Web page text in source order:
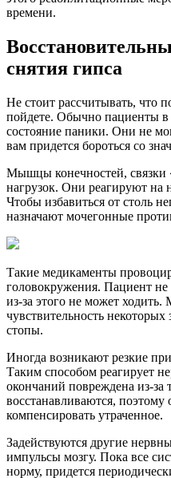
времени.
снятия гипса
Не стоит рассчитывать, что
пойдете. Обычно пациенты в
состояние паники. Они не
вам придется бороться со
Мышцы конечностей, связки
нагрузок. Они реагируют на
Чтобы избавиться от столь
назначают мочегонные
Такие медикаменты
головокружения. Пациент не
из-за этого не может ходить.
чувствительность
стопы.
Иногда возникают резкие
Таким способом реагирует
окончаний повреждена из-
восстанавливаются,
компенсировать утраченное.
Задействуются другие
импульсы мозгу. Пока все
норму, придется